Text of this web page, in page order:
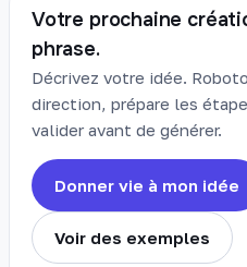
Votre prochaine
phrase.
Décrivez votre idée.
direction, prépare les
valider avant de générer.
Donner vie à mon idée
Voir des exemples